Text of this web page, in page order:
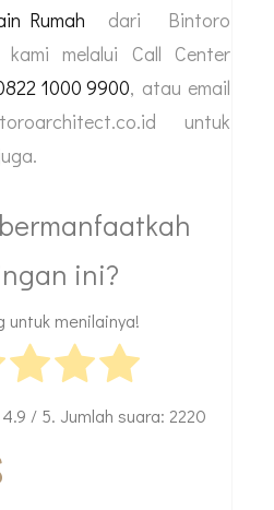
Rumah dari Bintoro
melalui Call Center
1000 9900, atau email
untuk
ini?
untuk menilainya!
4.9 / 5. Jumlah suara: 2220